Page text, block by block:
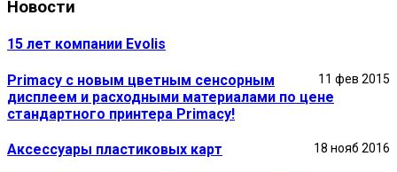
Новости
15 лет компании Evolis
11 фев 2015
Primacy с новым цветным сенсорным
дисплеем и расходными материалами по цене
стандартного принтера Primacy!
18 нояб 2016
Аксессуары пластиковых карт